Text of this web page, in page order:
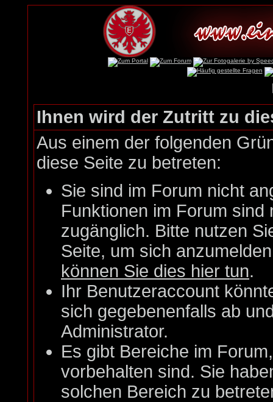
Ihnen wird der Zutritt zu
Aus einem der folgenden
diese Seite zu betreten:
Sie sind im Forum nicht
Funktionen im Forum
zugänglich. Bitte nutzen
Seite, um sich
können Sie dies hier tun.
Ihr Benutzeraccount
sich gegebenenfalls ab
Administrator.
Es gibt Bereiche im
vorbehalten sind. Sie
solchen Bereich zu